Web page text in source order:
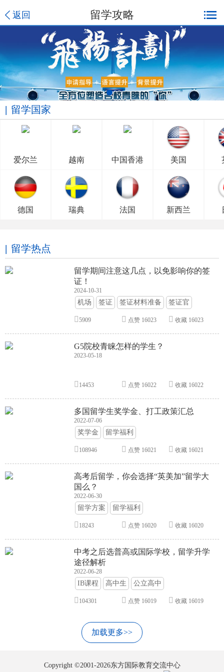
返回 留学攻略
留学国家
爱尔兰 越南 中国香港 美国
德国 瑞典 法国 新西兰
留学热点
留学期间注意这几点，以免影响你的签
证！
2024-10-31
机场 签证 签证材料准备 签证官
签证面试 签证申请攻略
5909 点赞 16023 收藏 16023
G5院校青睐怎样的学生？
2023-05-18
14453 点赞 16022 收藏 16022
多国留学生奖学金、打工政策汇总
2022-07-06
奖学金 留学福利
108946 点赞 16021 收藏 16021
高考后留学，你会选择“英美加”留学大
国么？
2022-06-30
留学方案 留学福利
18243 点赞 16020 收藏 16020
中考之后选普高或国际学校，留学升学
途径解析
2022-06-28
IB课程 高中生 公立高中
104301 点赞 16019 收藏 16019
加载更多>>
Copyright ©2001-2026东方国际教育交流中心